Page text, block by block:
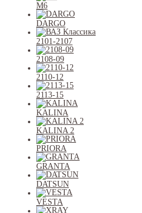
M6
DARGO
2101-2107
2108-09
2110-12
2113-15
KALINA
KALINA 2
PRIORA
GRANTA
DATSUN
VESTA